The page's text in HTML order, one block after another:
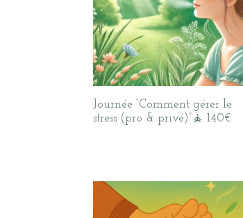
Journée “Comment gérer le
stress (pro & privé)”🧘 140€